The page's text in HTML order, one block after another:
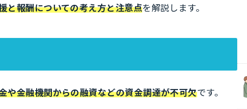
と報酬についての考え方と注意点を解説します。
や金融機関からの融資などの資金調達が不可欠です。